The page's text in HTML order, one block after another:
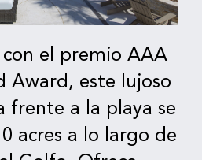
el premio AAA
Award, este lujoso
frente a la playa se
acres a lo largo de